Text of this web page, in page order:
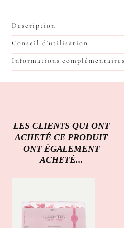
Description
Conseil d'utilisation
Informations complémentaires
LES CLIENTS QUI ONT
ACHETÉ CE PRODUIT
ONT ÉGALEMENT
ACHETÉ...